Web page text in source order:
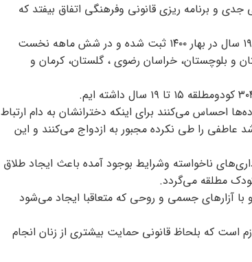
جدی و برنامه ریزی قانونی وفرهنگی اتفاق بیفتد که
ازاد تصریح کرد: تولد ۲۹۳ کودک از مادران کمتر از ۱۵ سال و ۱۵۰۰۰ کودک از مادران ۱۵ تا ۱۹ سال در بهار ۱۴۰۰ ثبت شده و در شش ماهه نخست
و بلوچستان، خراسان رضوی ، گلستان، کرمان و
احساس می‌کنند برای اینکه دخترانشان به دام ارتباط
عاطفی را طی نکرده مجبور به ازدواج می‌کنند و این
ناخواسته وشرایط بوجود آمده باعث ایجاد طلاق
مطلقه می‌گردد.
از مهمترین موانع تحصیل برای دختران ۱۰ تا ۱۵ سال است و با آزارهای جسمی و روحی که متعاقبا ایجاد می‌شود
است که بلحاظ قانونی حمایت بیشتری از زنان انجام